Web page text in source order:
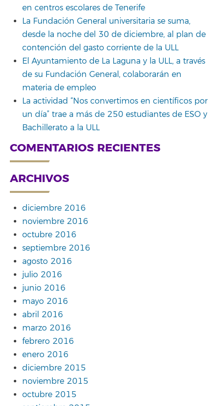
en centros escolares de Tenerife
La Fundación General universitaria se suma,
desde la noche del 30 de diciembre, al plan de
contención del gasto corriente de la ULL
El Ayuntamiento de La Laguna y la ULL, a través
de su Fundación General, colaborarán en
materia de empleo
La actividad “Nos convertimos en científicos por
un día” trae a más de 250 estudiantes de ESO y
Bachillerato a la ULL
COMENTARIOS RECIENTES
ARCHIVOS
diciembre 2016
noviembre 2016
octubre 2016
septiembre 2016
agosto 2016
julio 2016
junio 2016
mayo 2016
abril 2016
marzo 2016
febrero 2016
enero 2016
diciembre 2015
noviembre 2015
octubre 2015